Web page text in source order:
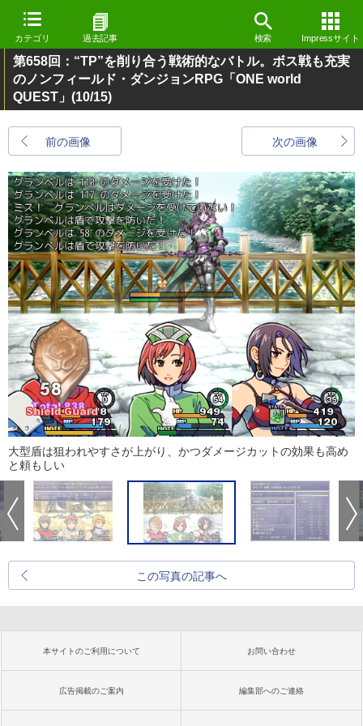
カテゴリ 過去記事 検索 Impressサイト
第658回：“TP”を削り合う戦術的なバトル。ボス戦も充実
のノンフィールド・ダンジョンRPG「ONE world
QUEST」 (10/15)
前の画像 次の画像
大型盾は狙われやすさが上がり、かつダメージカットの効果も高め
と頼もしい
この写真の記事へ
本サイトのご利用について お問い合わせ
広告掲載のご案内 編集部へのご連絡